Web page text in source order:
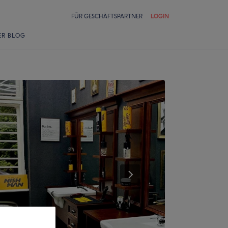
FÜR GESCHÄFTSPARTNER LOGIN
BLOG